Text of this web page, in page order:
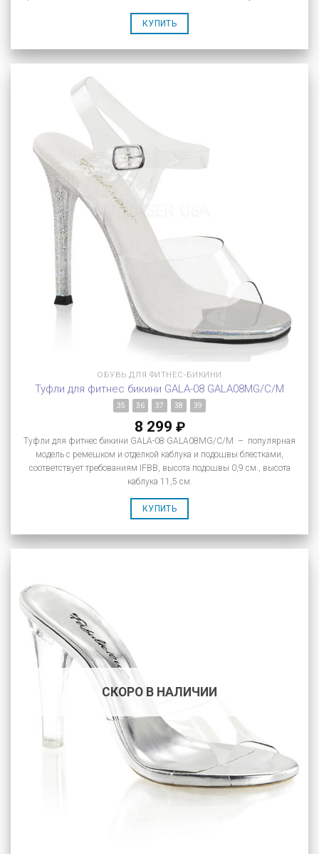
КУПИТЬ
ОБУВЬ ДЛЯ ФИТНЕС-БИКИНИ
Туфли для фитнес бикини GALA-08 GALA08MG/C/M
35 36 37 38 39
8 299 ₽
Туфли для фитнес бикини GALA-08 GALA08MG/C/M – популярная
модель с ремешком и отделкой каблука и подошвы блестками,
соответствует требованиям IFBB, высота подошвы 0,9 см., высота
каблука 11,5 см.
КУПИТЬ
СКОРО В НАЛИЧИИ